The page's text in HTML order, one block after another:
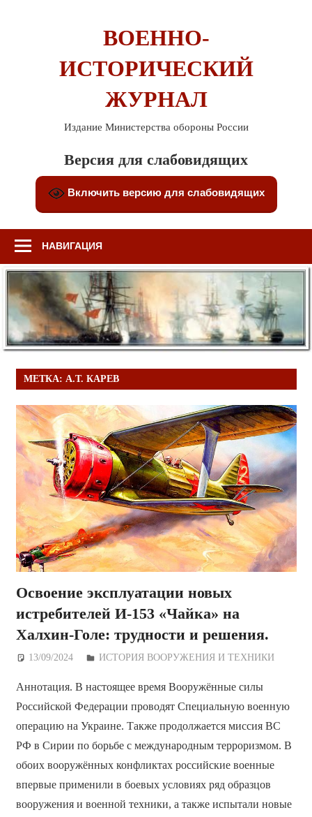
ВОЕННО-
ИСТОРИЧЕСКИЙ
ЖУРНАЛ
Издание Министерства обороны России
Версия для слабовидящих
Включить версию для слабовидящих
НАВИГАЦИЯ
МЕТКА: А.Т. КАРЕВ
Освоение эксплуатации новых
истребителей И-153 «Чайка» на
Халхин-Голе: трудности и решения.
13/09/2024 Дежурный по Редакции
ИСТОРИЯ ВООРУЖЕНИЯ И ТЕХНИКИ
Аннотация. В настоящее время Вооружённые силы
Российской Федерации проводят Специальную военную
операцию на Украине. Также продолжается миссия ВС
РФ в Сирии по борьбе с международным терроризмом. В
обоих вооружённых конфликтах российские военные
впервые применили в боевых условиях ряд образцов
вооружения и военной техники, а также испытали новые